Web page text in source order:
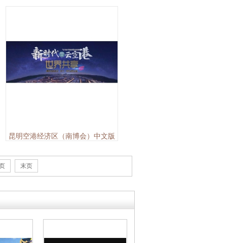
昆明空港经济区（南博会）中文版
末页